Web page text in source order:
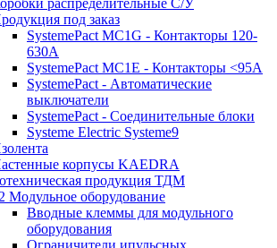
под заказ
SystemePact MC1G - Контакторы 120-
630A
SystemePact MC1E - Контакторы <95A
SystemePact - Автоматические
выключатели
SystemePact - Соединительные блоки
Systeme Electric Systeme9
корпусы KAEDRA
продукция ТДМ
Модульное оборудование
Вводные клеммы для модульного
оборудования
Ограничители ипульсных